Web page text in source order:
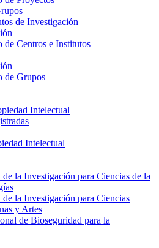
de Investigación
de Centros e Institutos
de Grupos
Intelectual
Intelectual
la Investigación para Ciencias de la
la Investigación para Ciencias
y Artes
de Bioseguridad para la